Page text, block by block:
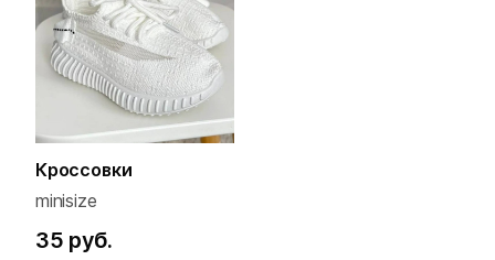
Кроссовки
minisize
35 руб.